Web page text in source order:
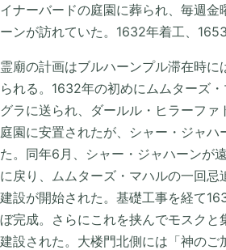
イナーバードの庭園に葬られ、毎週金
ーンが訪れていた。1632年着工、
霊廟の計画はブルハーンプル滞在時に
られる。1632年の初めにムムターズ
グラに送られ、ダールル・ヒラーファ
庭園に安置されたが、シャー・ジャハ
た。同年6月、シャー・ジャハーンが
に戻り、ムムターズ・マハルの一回忌
建設が開始された。基礎工事を経て
ぼ完成。さらにこれを挟んでモスクと
建設された。大楼門北側には「神のご